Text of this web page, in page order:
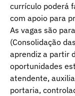
currículo poderá
com apoio para
As vagas são
(Consolidação
aprendiz a partir
oportunidades
atendente,
portaria,